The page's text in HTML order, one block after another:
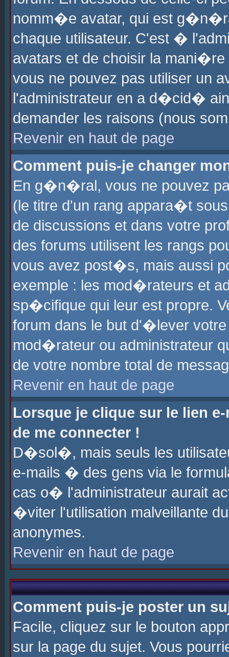
nomm�e avatar, qui est
chaque utilisateur. C'est �
avatars et de choisir la
vous ne pouvez pas utiliser un
l'administrateur en a d�cid�
demander les raisons (nous
Revenir en haut de page
Comment puis-je changer
En g�n�ral, vous ne pouvez
(le titre d'un rang appara�t
de discussions et dans votre
des forums utilisent les rangs
vous avez post�s, mais aussi
exemple : les mod�rateurs et
sp�cifique qui leur est propre.
forum dans le but d'�lever
mod�rateur ou administrateur
de votre nombre total de
Revenir en haut de page
Lorsque je clique sur le lien
de me connecter !
D�sol�, mais seuls les
e-mails � des gens via le
cas o� l'administrateur aurait
�viter l'utilisation malveillante
anonymes.
Revenir en haut de page
Comment puis-je poster un
Facile, cliquez sur le bouton
sur la page du sujet. Vous